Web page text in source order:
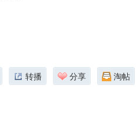
转播 分享 淘帖